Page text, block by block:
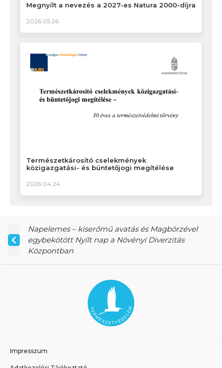
Megnyílt a nevezés a 2027-es Natura 2000-díjra
2026.05.26.
Természetkárosító cselekmények
közigazgatási- és büntetőjogi megítélése
2026.04.24.
Napelemes – kiserőmű avatás és Magbörzével
egybekötött Nyílt nap a Növényi Diverzitás
Központban
Impresszum